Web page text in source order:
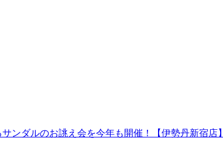
ンダルのお誂え会を今年も開催！【伊勢丹新宿店】